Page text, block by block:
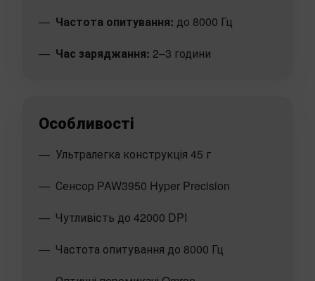
Частота опитування: до 8000 Гц
Час заряджання: 2–3 години
Особливості
Ультралегка конструкція 45 г
Сенсор PAW3950 Hyper Precision
Чутливість до 42000 DPI
Частота опитування до 8000 Гц